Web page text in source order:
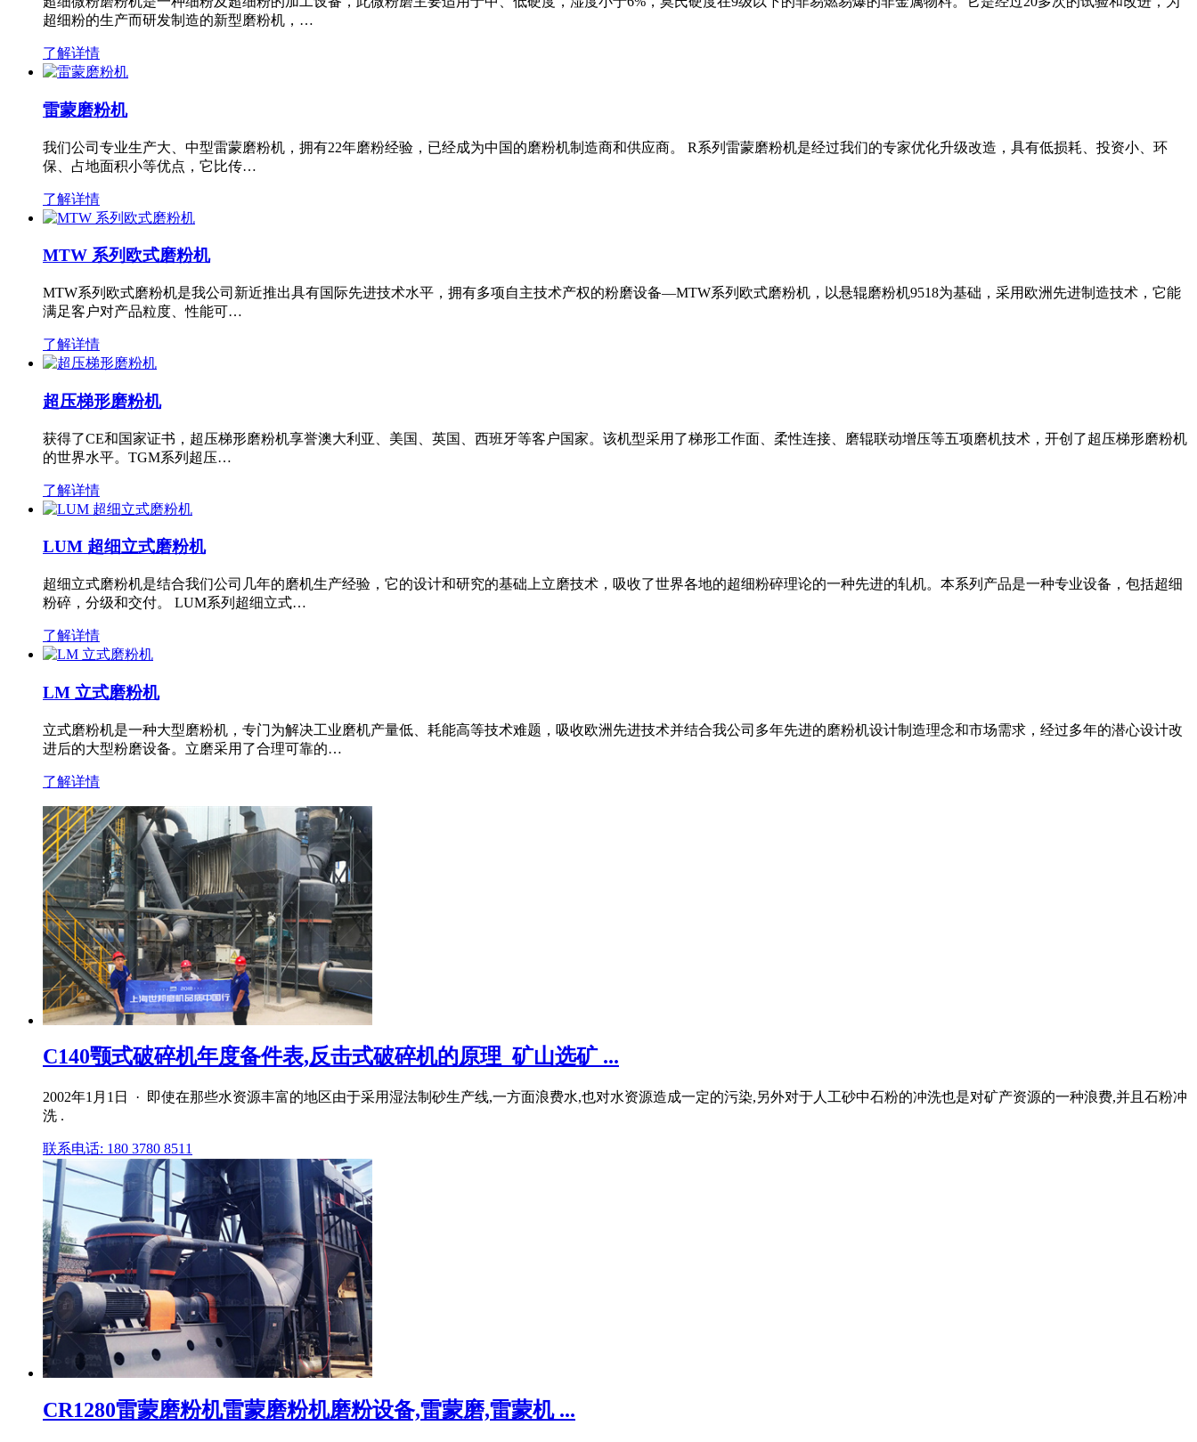
超细粉的生产而研发制造的新型磨粉机，…
了解详情
雷蒙磨粉机
我们公司专业生产大、中型雷蒙磨粉机，拥有22年磨粉经验，已经成为中国的磨粉机制造商和供应商。 R系列雷蒙磨粉机是经过我们的专家优化升级改造，具有低损耗、投资小、环
保、占地面积小等优点，它比传…
了解详情
MTW 系列欧式磨粉机
MTW系列欧式磨粉机是我公司新近推出具有国际先进技术水平，拥有多项自主技术产权的粉磨设备—MTW系列欧式磨粉机，以悬辊磨粉机9518为基础，采用欧洲先进制造技术，它能
满足客户对产品粒度、性能可…
了解详情
超压梯形磨粉机
获得了CE和国家证书，超压梯形磨粉机享誉澳大利亚、美国、英国、西班牙等客户国家。该机型采用了梯形工作面、柔性连接、磨辊联动增压等五项磨机技术，开创了超压梯形磨粉机
的世界水平。TGM系列超压…
了解详情
LUM 超细立式磨粉机
超细立式磨粉机是结合我们公司几年的磨机生产经验，它的设计和研究的基础上立磨技术，吸收了世界各地的超细粉碎理论的一种先进的轧机。本系列产品是一种专业设备，包括超细
粉碎，分级和交付。 LUM系列超细立式…
了解详情
LM 立式磨粉机
立式磨粉机是一种大型磨粉机，专门为解决工业磨机产量低、耗能高等技术难题，吸收欧洲先进技术并结合我公司多年先进的磨粉机设计制造理念和市场需求，经过多年的潜心设计改
进后的大型粉磨设备。立磨采用了合理可靠的…
了解详情
C140颚式破碎机年度备件表,反击式破碎机的原理_矿山选矿 ...
2002年1月1日 · 即使在那些水资源丰富的地区由于采用湿法制砂生产线,一方面浪费水,也对水资源造成一定的污染,另外对于人工砂中石粉的冲洗也是对矿产资源的一种浪费,并且石粉冲
洗 .
联系电话: 180 3780 8511
CR1280雷蒙磨粉机雷蒙磨粉机磨粉设备,雷蒙磨,雷蒙机 ...